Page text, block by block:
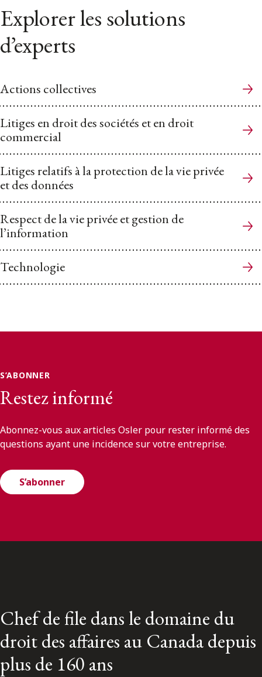
Explorer les solutions
d’experts
Actions collectives
Litiges en droit des sociétés et en droit
commercial
Litiges relatifs à la protection de la vie privée
et des données
Respect de la vie privée et gestion de
l’information
Technologie
S’ABONNER
Restez informé
Abonnez-vous aux articles Osler pour rester informé des
questions ayant une incidence sur votre entreprise.
S’abonner
Chef de file dans le domaine du
droit des affaires au Canada depuis
plus de 160 ans